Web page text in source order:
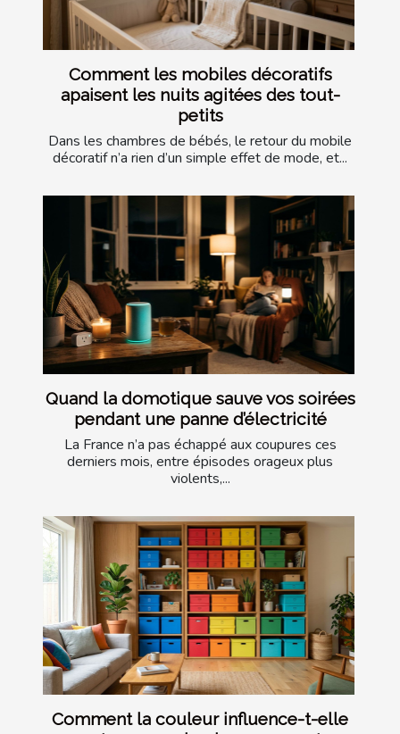
Comment les mobiles décoratifs
apaisent les nuits agitées des tout-
petits
Dans les chambres de bébés, le retour du mobile
décoratif n’a rien d’un simple effet de mode, et...
Quand la domotique sauve vos soirées
pendant une panne d’électricité
La France n’a pas échappé aux coupures ces
derniers mois, entre épisodes orageux plus
violents,...
Comment la couleur influence-t-elle